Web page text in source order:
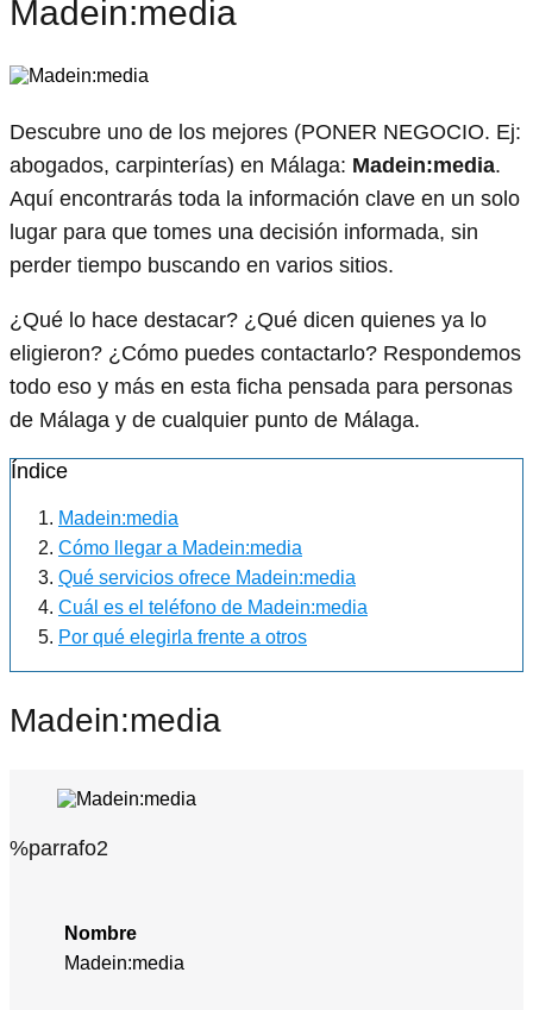
Madein:media
Descubre uno de los mejores (PONER NEGOCIO. Ej:
abogados, carpinterías) en Málaga: Madein:media.
Aquí encontrarás toda la información clave en un solo
lugar para que tomes una decisión informada, sin
perder tiempo buscando en varios sitios.
¿Qué lo hace destacar? ¿Qué dicen quienes ya lo
eligieron? ¿Cómo puedes contactarlo? Respondemos
todo eso y más en esta ficha pensada para personas
de Málaga y de cualquier punto de Málaga.
Índice
Madein:media
Cómo llegar a Madein:media
Qué servicios ofrece Madein:media
Cuál es el teléfono de Madein:media
Por qué elegirla frente a otros
Madein:media
%parrafo2
Nombre
Madein:media